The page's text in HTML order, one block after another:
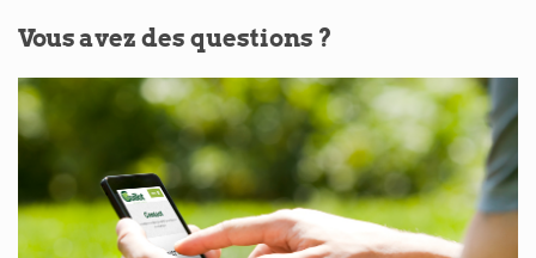
Vousavez des questions ?